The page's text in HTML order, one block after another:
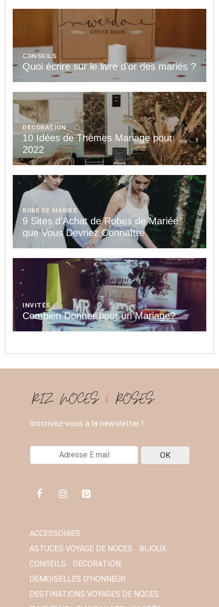
CONSEILS
Quoi écrire sur le livre d’or des mariés ?
DÉCORATION
10 Idées de Thèmes Mariage pour
2022
ROBE DE MARIÉE
9 Sites d’Achat de Robes de Mariée
que Vous Devriez Connaître
INVITÉS
Combien Donner pour un Mariage?
Inscrivez-vous à la newsletter !
E
OK
ACCESSOIRES
ASTUCES VOYAGE DE NOCES
BIJOUX
CONSEILS
DÉCORATION
DEMOISELLES D'HONNEUR
DESTINATIONS VOYAGES DE NOCES